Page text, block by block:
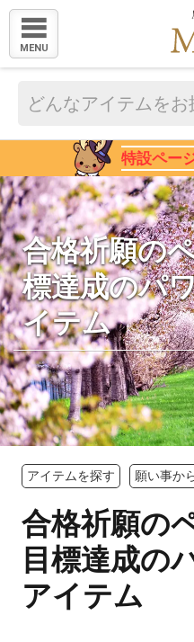
MENU
特設ペー
合格祈願の
標達成のパ
イテム
アイテムを探す 願い事か
合格祈願の
目標達成の
アイテム